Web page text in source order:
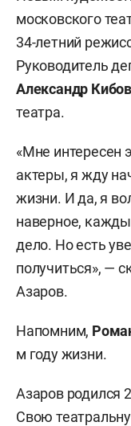
московского
34-летний
Руководитель
Александр
театра.
«Мне интересен
актеры, я жду
жизни. И да, я
наверное,
дело. Но есть
получиться», —
Азаров.
Напомним,
м году жизни.
Азаров родился
Свою